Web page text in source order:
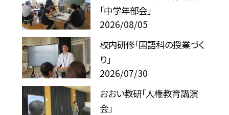
「中学年部会」
2026/08/05
校内研修「国語科の授業づく
り」
2026/07/30
おおい教研「人権教育講演
会」